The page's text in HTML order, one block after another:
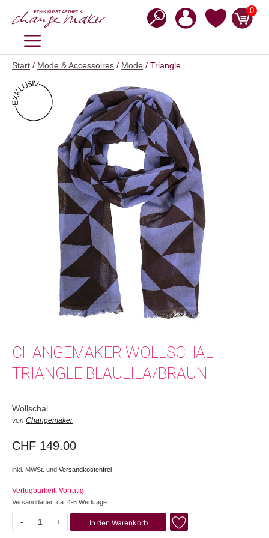
Inhalt
0
MENÜ
Start / Mode & Accessoires / Mode / Triangle
CHANGEMAKER WOLLSCHAL
TRIANGLE BLAULILA/BRAUN
Wollschal
von Changemaker
CHF 149.00
inkl. MWSt. und Versandkostenfrei
Verfügbarkeit: Vorrätig
Versanddauer: ca. 4-5 Werktage
-
Triangle
+ In den Warenkorb